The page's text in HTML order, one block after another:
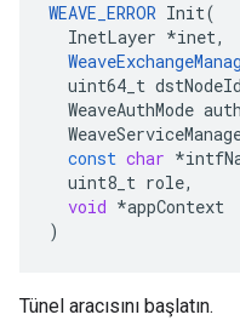
WEAVE_ERROR Init(
InetLayer *inet,
uint64_t dstNodeId
WeaveAuthMode
const char *
uint8_t role,
void *appContext
)
Tünel aracısını başlatın.